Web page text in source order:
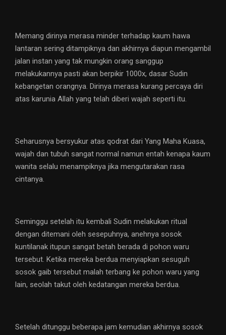
Memang dirinya merasa minder terhadap kaum hawa
lantaran sering ditampiknya dan akhirnya diapun mengambil
jalan instan yang tak mungkin orang sanggup
melakukannya pasti akan berpikir 1000x, dasar Sudin
kebangetan orangnya. Dirinya merasa kurang percaya diri
atas karunia Allah yang telah diberi wajah seperti itu.
Seharusnya bersyukur atas qodrat dari Yang Maha Kuasa,
wajah dan tubuh sangat normal namun entah kenapa kaum
wanita selalu menampiknya jika mengutarakan rasa
cintanya.
Seminggu setelah itu kembali Sudin melakukan ritual
dengan ditemani oleh sesepuhnya, anehnya sosok
kuntilanak itupun sangat betah berada di pohon waru
tersebut. Ketika mereka berdua menyiapkan sesuguh
sosok gaib tersebut malah terbang ke pohon waru yang
lain, seolah takut oleh kedatangan mereka berdua.
Setelah ditunggu beberapa jam kemudian akhirnya sosok